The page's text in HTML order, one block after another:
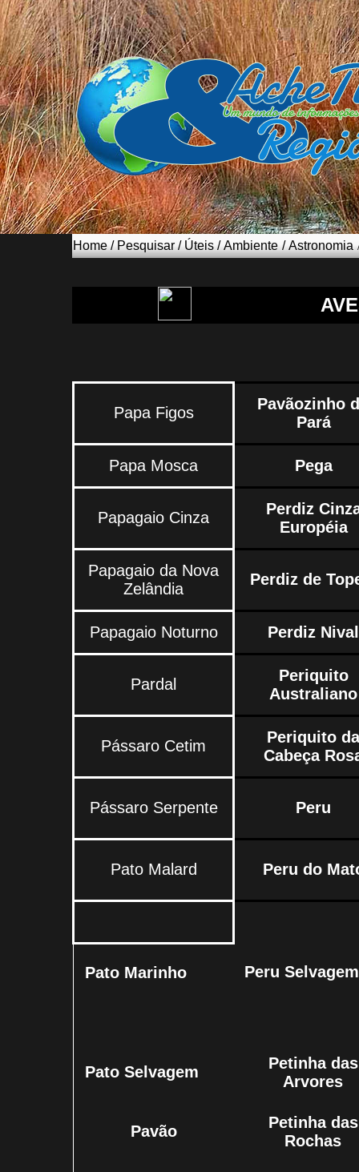
Home / Pesquisar / Úteis /Ambiente /Astronomia
Papa Figos
Pavãozinho
Pará
Papa Mosca Pega
Papagaio Cinza
Perdiz
Européia
Papagaio da Nova
Zelândia
Perdiz de
Papagaio Noturno Perdiz Nival
Pardal
Periquito
Australiano
Pássaro Cetim
Periquito da
Cabeça
Pássaro Serpente Peru
Pato Malard Peru do
Pato Marinho Peru Selvagem
Pato Selvagem
Petinha das
Arvores
Pavão
Petinha das
Rochas